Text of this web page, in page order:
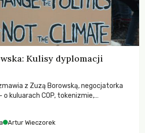
Kulisy dyplomacji
z Zuzą Borowską, negocjatorka
– o kuluarach COP, tokenizmie,
Artur Wieczorek